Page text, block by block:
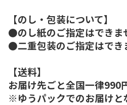
【のし・包装について】
●のし紙のご指定はできま
●二重包装のご指定はでき
【送料】
お届け先ごと全国一律990
※ゆうパックでのお届けと